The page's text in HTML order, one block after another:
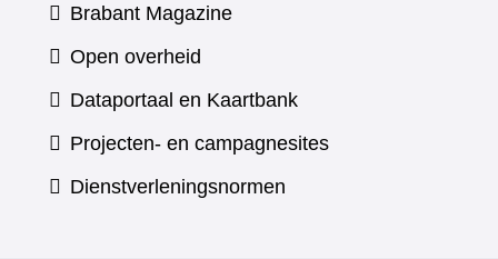
Brabant Magazine(verwijst
andere
website)
Open overheid
Dataportaal en Kaartbank(verwijst
naar
Projecten- en campagnesites
Dienstverleningsnormen